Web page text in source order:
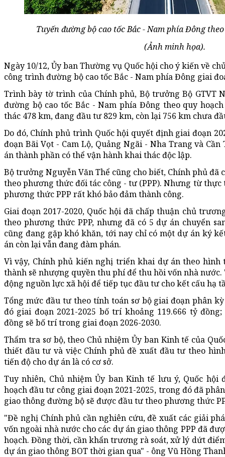
Tuyến đường bộ cao tốc Bắc - Nam phía Đông
(Ảnh minh họa).
Ngày 10/12, Ủy ban Thường vụ Quốc hội cho ý kiến về
công trình đường bộ cao tốc Bắc - Nam phía Đông giai
Trình bày tờ trình của Chính phủ, Bộ trưởng Bộ GTVT
đường bộ cao tốc Bắc - Nam phía Đông theo quy
thác 478 km, đang đầu tư 829 km, còn lại 756 km chưa
Do đó, Chính phủ trình Quốc hội quyết định giai đoạn
đoạn Bãi Vọt - Cam Lộ, Quảng Ngãi - Nha Trang và
án thành phần có thể vận hành khai thác độc lập.
Bộ trưởng Nguyễn Văn Thể cũng cho biết, Chính phủ đã
theo phương thức đối tác công - tư (PPP). Nhưng từ
phương thức PPP rất khó bảo đảm thành công.
Giai đoạn 2017-2020, Quốc hội đã chấp thuận chủ
theo phương thức PPP, nhưng đã có 5 dự án chuyển
cũng đang gặp khó khăn, tới nay chỉ có một dự án ký
án còn lại vẫn đang đàm phán.
Vì vậy, Chính phủ kiến nghị triển khai dự án theo hình
thành sẽ nhượng quyền thu phí để thu hồi vốn nhà
động nguồn lực xã hội để tiếp tục đầu tư cho kết cấu hạ
Tổng mức đầu tư theo tính toán sơ bộ giai đoạn phân
đó giai đoạn 2021-2025 bố trí khoảng 119.666 tỷ
đồng sẽ bố trí trong giai đoạn 2026-2030.
Thẩm tra sơ bộ, theo Chủ nhiệm Ủy ban Kinh tế của
thiết đầu tư và việc Chính phủ đề xuất đầu tư theo
tiến độ cho dự án là có cơ sở.
Tuy nhiên, Chủ nhiệm Ủy ban Kinh tế lưu ý, Quốc hội
hoạch đầu tư công giai đoạn 2021-2025, trong đó đã
giao thông đường bộ sẽ được đầu tư theo phương thức
"Đề nghị Chính phủ cần nghiên cứu, đề xuất các giải
vốn ngoài nhà nước cho các dự án giao thông PPP đã
hoạch. Đồng thời, cần khẩn trương rà soát, xử lý dứt
dự án giao thông BOT thời gian qua" - ông Vũ Hồng